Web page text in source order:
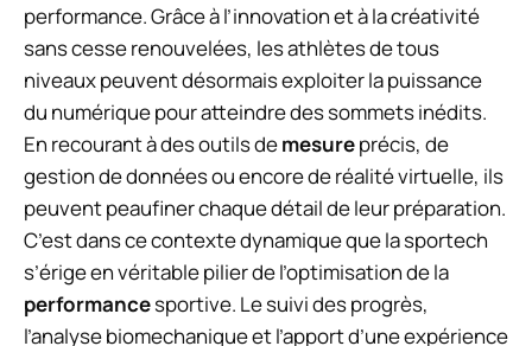
performance. Grâce à l’innovation et à la créativité
sans cesse renouvelées, les athlètes de tous
niveaux peuvent désormais exploiter la puissance
du numérique pour atteindre des sommets inédits.
En recourant à des outils demesureprécis, de
gestion de données ou encore de réalité virtuelle, ils
peuvent peaufiner chaque détail de leur préparation.
C’est dans ce contexte dynamique que la sportech
s’érige en véritable pilier de l’optimisation de la
performancesportive. Le suivi des progrès,
l’analyse biomechanique et l’apport d’une expérience